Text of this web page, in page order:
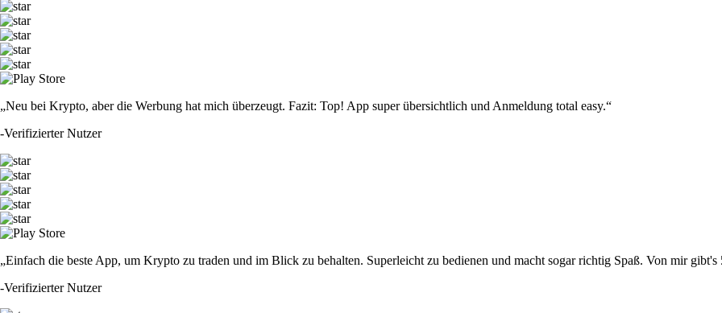
„Neu bei Krypto, aber die Werbung hat mich überzeugt. Fazit: Top! App super übersichtlich und Anmeldung total easy.“
-Verifizierter Nutzer
„Einfach die beste App, um Krypto zu traden und im Blick zu behalten. Superleicht zu bedienen und macht sogar richtig Spaß. Von mir gibt's
-Verifizierter Nutzer